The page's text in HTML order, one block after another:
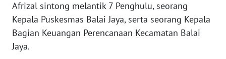
Afrizal sintong melantik 7 Penghulu, seorang
Kepala Puskesmas Balai Jaya, serta seorang Kepala
Bagian Keuangan Perencanaan Kecamatan Balai
Jaya.
TENTANG
KAMI
PEDOMAN